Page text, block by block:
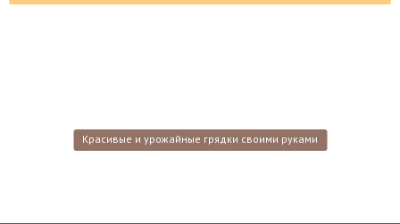
Красивые и урожайные грядки своими руками